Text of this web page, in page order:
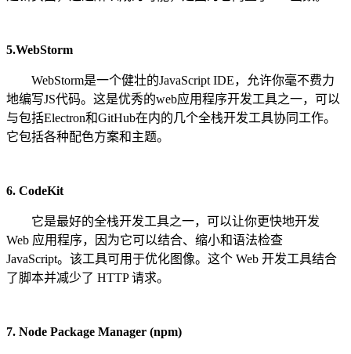
5.WebStorm
WebStorm是一个健壮的JavaScript IDE，允许你毫不费力
地编写JS代码。这是优秀的web应用程序开发工具之一，可以
与包括Electron和GitHub在内的几个全栈开发工具协同工作。
它包括各种配色方案和主题。
6. CodeKit
它是最好的全栈开发工具之一，可以让你更快地开发
Web 应用程序，因为它可以结合、缩小和语法检查
JavaScript。该工具可用于优化图像。这个 Web 开发工具结合
了脚本并减少了 HTTP 请求。
7. Node Package Manager (npm)